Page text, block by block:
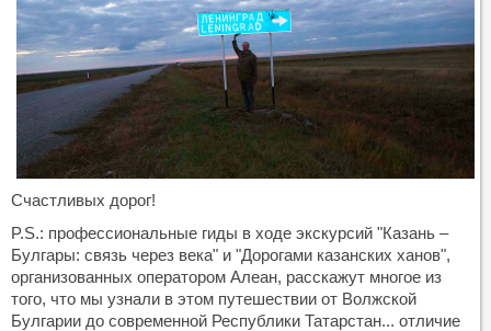
Счастливых дорог!
P.S.: профессиональные гиды в ходе экскурсий "Казань –
Булгары: связь через века" и "Дорогами казанских ханов",
организованных оператором Алеан, расскажут многое из
того, что мы узнали в этом путешествии от Волжской
Булгарии до современной Республики Татарстан... отличие